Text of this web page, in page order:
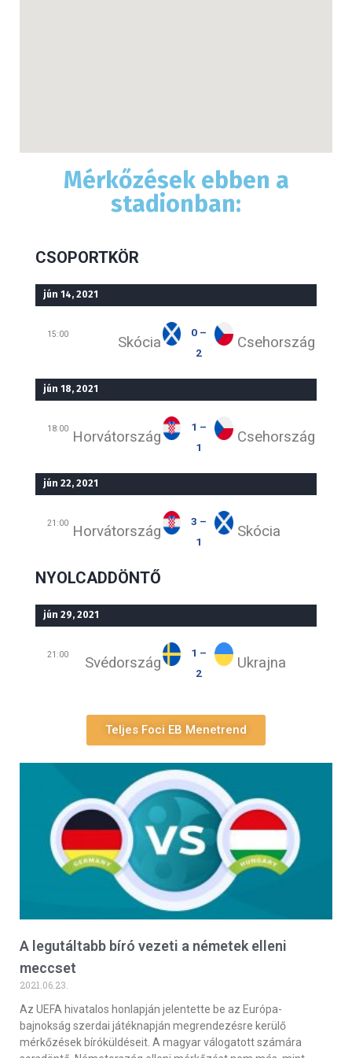
Mérkőzések ebben a
stadionban:
CSOPORTKÖR
jún 14, 2021
15:00 Skócia
0 –
2
Csehország
jún 18, 2021
18:00 Horvátország
1 –
1
Csehország
jún 22, 2021
21:00 Horvátország
3 –
1
Skócia
NYOLCADDÖNTŐ
jún 29, 2021
21:00 Svédország
1 –
2
Ukrajna
Teljes Foci EB Menetrend
A legutáltabb bíró vezeti a németek elleni
meccset
2021.06.23.
Az UEFA hivatalos honlapján jelentette be az Európa-
bajnokság szerdai játéknapján megrendezésre kerülő
mérkőzések bíróküldéseit. A magyar válogatott számára